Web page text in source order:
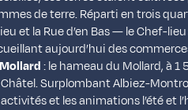
de terre. Réparti en trois
et la Rue d’en Bas — le Chef-
aujourd’hui des
: le hameau du Mollard, à
Surplombant Albiez-
et les animations l’été et